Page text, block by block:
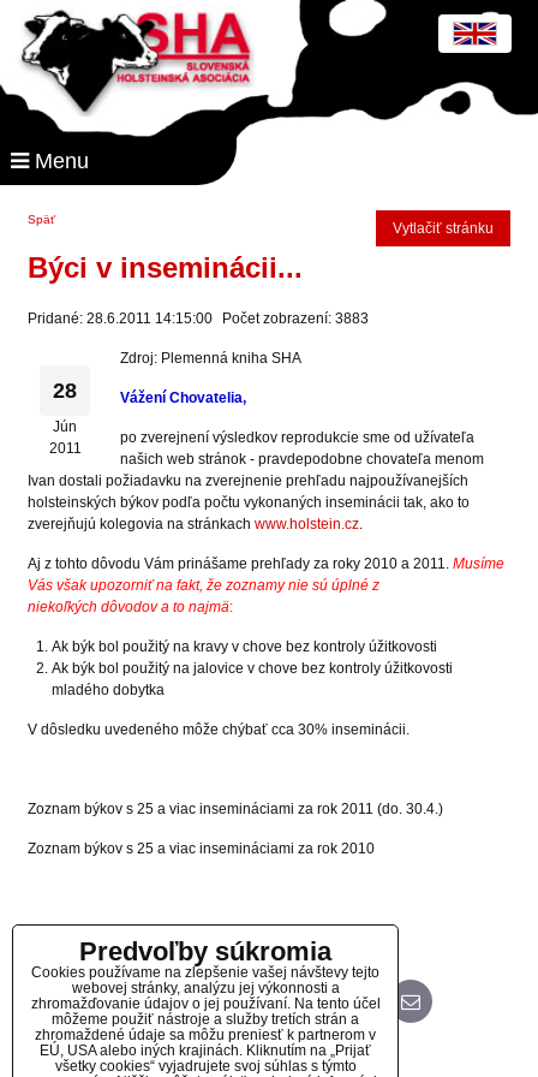
Menu
Späť
Vytlačiť stránku
Býci v inseminácii...
Pridané: 28.6.2011 14:15:00 Počet zobrazení: 3883
28
Jún
2011
Zdroj: Plemenná kniha SHA
Vážení Chovatelia,
po zverejnení výsledkov reprodukcie sme od užívateľa
našich web stránok - pravdepodobne chovateľa menom
Ivan dostali požiadavku na zverejnenie prehľadu najpoužívanejších
holsteinských býkov podľa počtu vykonaných inseminácii tak, ako to
zverejňujú kolegovia na stránkach www.holstein.cz.
Aj z tohto dôvodu Vám prinášame prehľady za roky 2010 a 2011. Musíme
Vás však upozorniť na fakt, že zoznamy nie sú úplné z
niekoľkých dôvodov a to najmä:
Ak býk bol použitý na kravy v chove bez kontroly úžitkovosti
Ak býk bol použitý na jalovice v chove bez kontroly úžitkovosti
mladého dobytka
V dôsledku uvedeného môže chýbať cca 30% inseminácii.
Zoznam býkov s 25 a viac insemináciami za rok 2011 (do. 30.4.)
Zoznam býkov s 25 a viac insemináciami za rok 2010
FacebookTwitter Bluesky PinterestReddit LinkedIn WhatsAppE-
mail
Diskusia
Predvoľby súkromia
Cookies používame na zlepšenie vašej návštevy tejto
webovej stránky, analýzu jej výkonnosti a
zhromažďovanie údajov o jej používaní. Na tento účel
môžeme použiť nástroje a služby tretích strán a
zhromaždené údaje sa môžu preniesť k partnerom v
EÚ, USA alebo iných krajinách. Kliknutím na „Prijať
všetky cookies“ vyjadrujete svoj súhlas s týmto